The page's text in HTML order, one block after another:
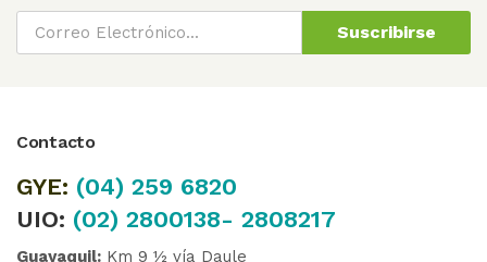
Suscribirse
Contacto
GYE: (04) 259 6820
UIO: (02) 2800138- 2808217
Guayaquil: Km 9 ½ vía Daule